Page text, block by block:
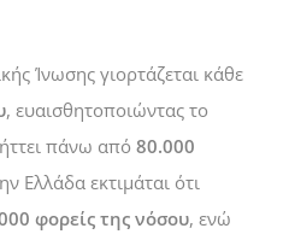
Ίνωσης γιορτάζεται κάθε
, ευαισθητοποιώντας το
πάνω από 80.000
Ελλάδα εκτιμάται ότι
φορείς της νόσου, ενώ